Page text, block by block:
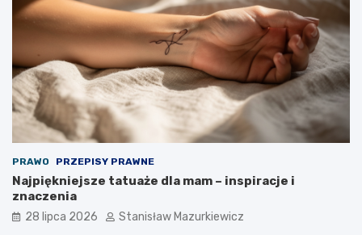
PRAWO PRZEPISY PRAWNE
Najpiękniejsze tatuaże dla mam – inspiracje i
znaczenia
28 lipca 2026 Stanisław Mazurkiewicz